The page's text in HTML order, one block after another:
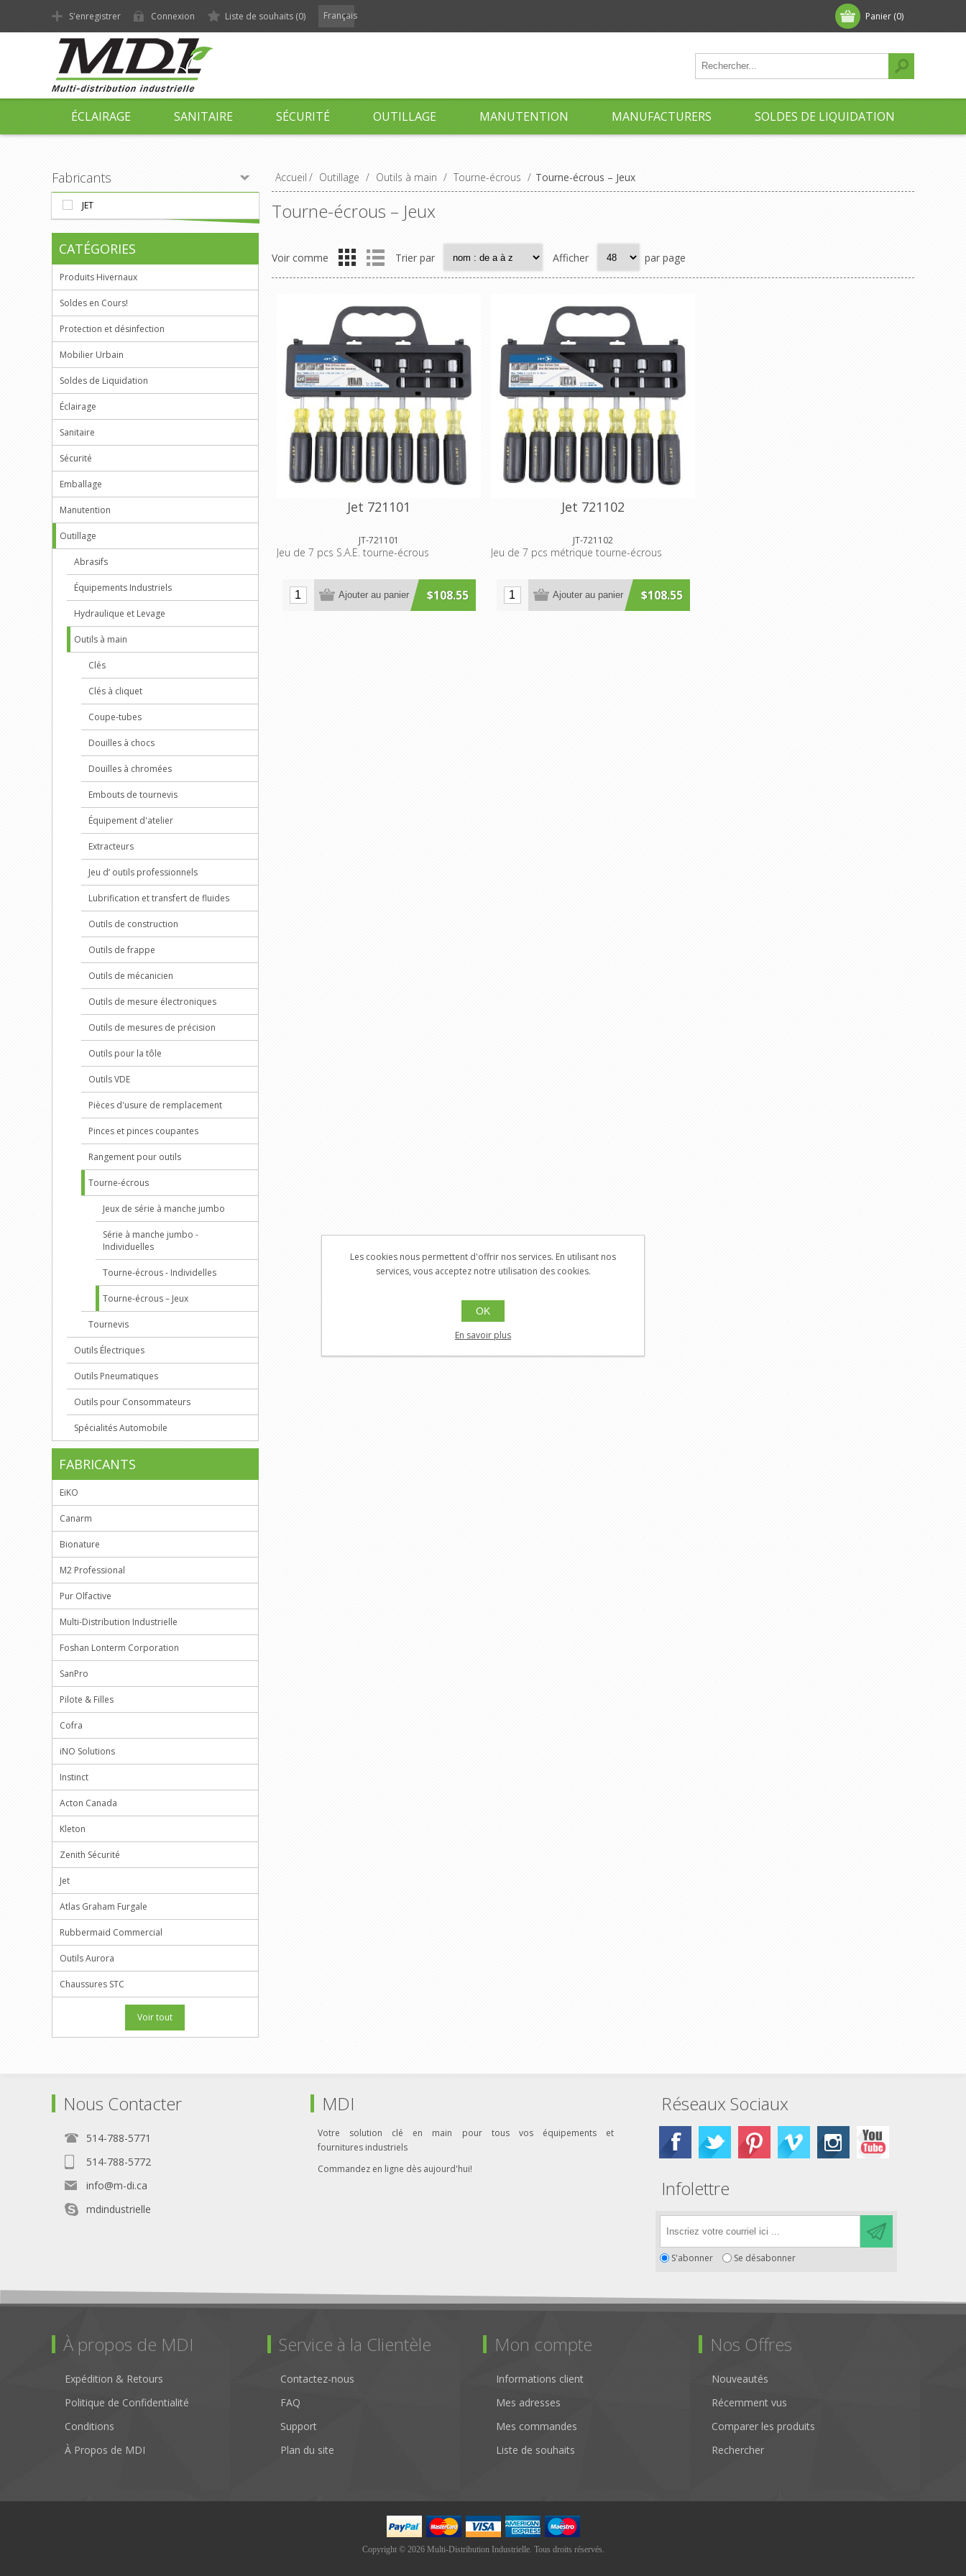
Panier (0)
S'enregistrer Connexion Liste de souhaits (0) Français
ÉCLAIRAGE SANITAIRE SÉCURITÉ OUTILLAGE MANUTENTION MANUFACTURERS SOLDES DE LIQUIDATION
Accueil / Outillage / Outils à main / Tourne-écrous / Tourne-écrous – Jeux
Tourne-écrous – Jeux
Voir comme Trier par Afficher par page
Jet 721101
JT-721101
Jeu de 7 pcs S.A.E. tourne-écrous
$108.55
Ajouter au panier
Jet 721102
JT-721102
Jeu de 7 pcs métrique tourne-écrous
$108.55
Ajouter au panier
Fabricants
JET
CATÉGORIES
Produits Hivernaux
Soldes en Cours!
Protection et désinfection
Mobilier Urbain
Soldes de Liquidation
Éclairage
Sanitaire
Sécurité
Emballage
Manutention
Outillage
Abrasifs
Équipements Industriels
Hydraulique et Levage
Outils à main
Clés
Clés à cliquet
Coupe-tubes
Douilles à chocs
Douilles à chromées
Embouts de tournevis
Équipement d'atelier
Extracteurs
Jeu d’ outils professionnels
Lubrification et transfert de fluides
Outils de construction
Outils de frappe
Outils de mécanicien
Outils de mesure électroniques
Outils de mesures de précision
Outils pour la tôle
Outils VDE
Pièces d'usure de remplacement
Pinces et pinces coupantes
Rangement pour outils
Tourne-écrous
Jeux de série à manche jumbo
Série à manche jumbo -
Individuelles
Tourne-écrous - Individelles
Tourne-écrous – Jeux
Tournevis
Outils Électriques
Outils Pneumatiques
Outils pour Consommateurs
Spécialités Automobile
FABRICANTS
EiKO
Canarm
Bionature
M2 Professional
Pur Olfactive
Multi-Distribution Industrielle
Foshan Lonterm Corporation
SanPro
Pilote & Filles
Cofra
iNO Solutions
Instinct
Acton Canada
Kleton
Zenith Sécurité
Jet
Atlas Graham Furgale
Rubbermaid Commercial
Outils Aurora
Chaussures STC
Voir tout
Nous Contacter
514-788-5771
514-788-5772
info@m-di.ca
mdindustrielle
MDI
Votre solution clé en main pour tous vos équipements et
fournitures industriels
Commandez en ligne dès aujourd'hui!
Réseaux Sociaux
Infolettre
S'abonner Se désabonner
À propos de MDI
Expédition & Retours
Politique de Confidentialité
Conditions
À Propos de MDI
Service à la Clientèle
Contactez-nous
FAQ
Support
Plan du site
Mon compte
Informations client
Mes adresses
Mes commandes
Liste de souhaits
Nos Offres
Nouveautés
Récemment vus
Comparer les produits
Rechercher
Copyright © 2026 Multi-Distribution Industrielle. Tous droits réservés.
Les cookies nous permettent d'offrir nos services. En utilisant nos
services, vous acceptez notre utilisation des cookies.
OK
En savoir plus